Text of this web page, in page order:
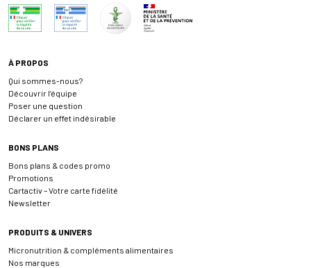
À PROPOS
Qui sommes-nous?
Découvrir l’équipe
Poser une question
Déclarer un effet indésirable
BONS PLANS
Bons plans & codes promo
Promotions
Cartactiv – Votre carte fidélité
Newsletter
PRODUITS & UNIVERS
Micronutrition & compléments alimentaires
Nos marques